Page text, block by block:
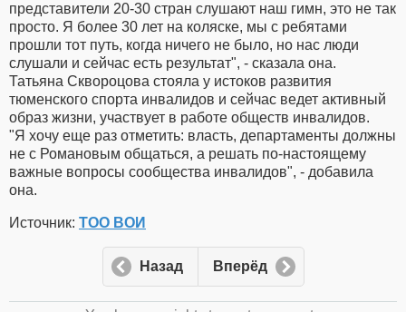
представители 20-30 стран слушают наш гимн, это не так
просто. Я более 30 лет на коляске, мы с ребятами
прошли тот путь, когда ничего не было, но нас люди
слушали и сейчас есть результат", - сказала она.
Татьяна Сквороцова стояла у истоков развития
тюменского спорта инвалидов и сейчас ведет активный
образ жизни, участвует в работе обществ инвалидов.
"Я хочу еще раз отметить: власть, департаменты должны
не с Романовым общаться, а решать по-настоящему
важные вопросы сообщества инвалидов", - добавила
она.
Источник: ТОО ВОИ
Назад Вперёд